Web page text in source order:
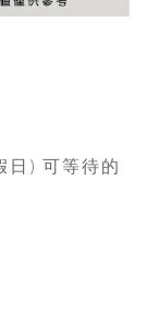
日) 可等待的